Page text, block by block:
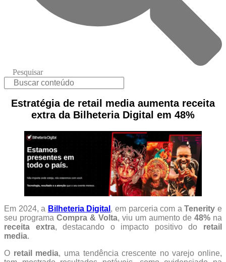
Pesquisar
Estratégia de retail media aumenta receita
extra da Bilheteria Digital em 48%
Em 2024, a Bilheteria Digital , em parceria com aTenerity e
seu programa Compra & Volta, viu um aumento de 48% na
receita extra, destacando o impacto positivo do retail
media.
O retail media, uma tendência crescente no varejo online,